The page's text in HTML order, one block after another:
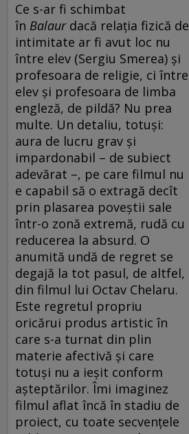
Ce s-ar fi schimbat
în Balaurdacă relația fizică de
intimitate ar fi avut loc nu
între elev (Sergiu Smerea) și
profesoara de religie, ci între
elev și profesoara de limba
engleză, de pildă? Nu prea
multe. Un detaliu, totuși:
aura de lucru grav și
impardonabil – de subiect
adevărat –, pe care filmul nu
e capabil să o extragă decît
prin plasarea poveștii sale
într-o zonă extremă, rudă cu
reducerea la absurd. O
anumită undă de regret se
degajă la tot pasul, de altfel,
din filmul lui Octav Chelaru.
Este regretul propriu
oricărui produs artistic în
care s-a turnat din plin
materie afectivă și care
totuși nu a ieșit conform
așteptărilor. Îmi imaginez
filmul aflat încă în stadiu de
proiect, cu toate secvențele